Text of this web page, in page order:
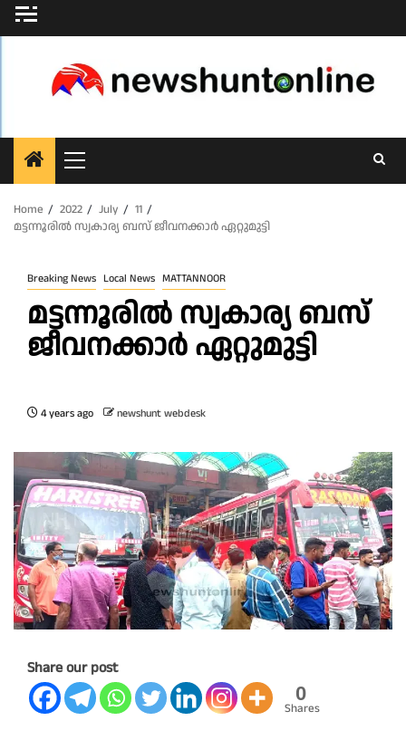
Skip
to
Primary
Menu
Home
2022 July
11
മട്ടന്നൂരില്‍ സ്വകാര്യ ബസ് ജീവനക്കാർ ഏറ്റുമുട്ടി
Breaking News Local News MATTANNOOR
മട്ടന്നൂരില്‍ സ്വകാര്യ ബസ്
ജീവനക്കാർ ഏറ്റുമുട്ടി
4 years ago newshunt webdesk
Share our post
0
Shares